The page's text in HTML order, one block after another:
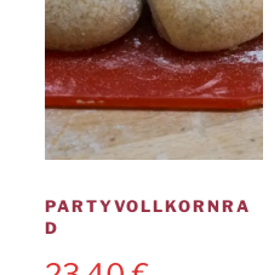
PARTYVOLLKORNRA
D